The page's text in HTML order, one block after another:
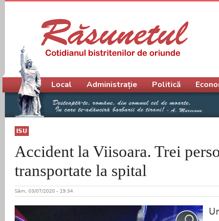
ISU
Accident la Viisoara. Trei
transportate la spital
Sâm, 03/07/2020 - 19:34
Meniu principal
Local Administrație Politică